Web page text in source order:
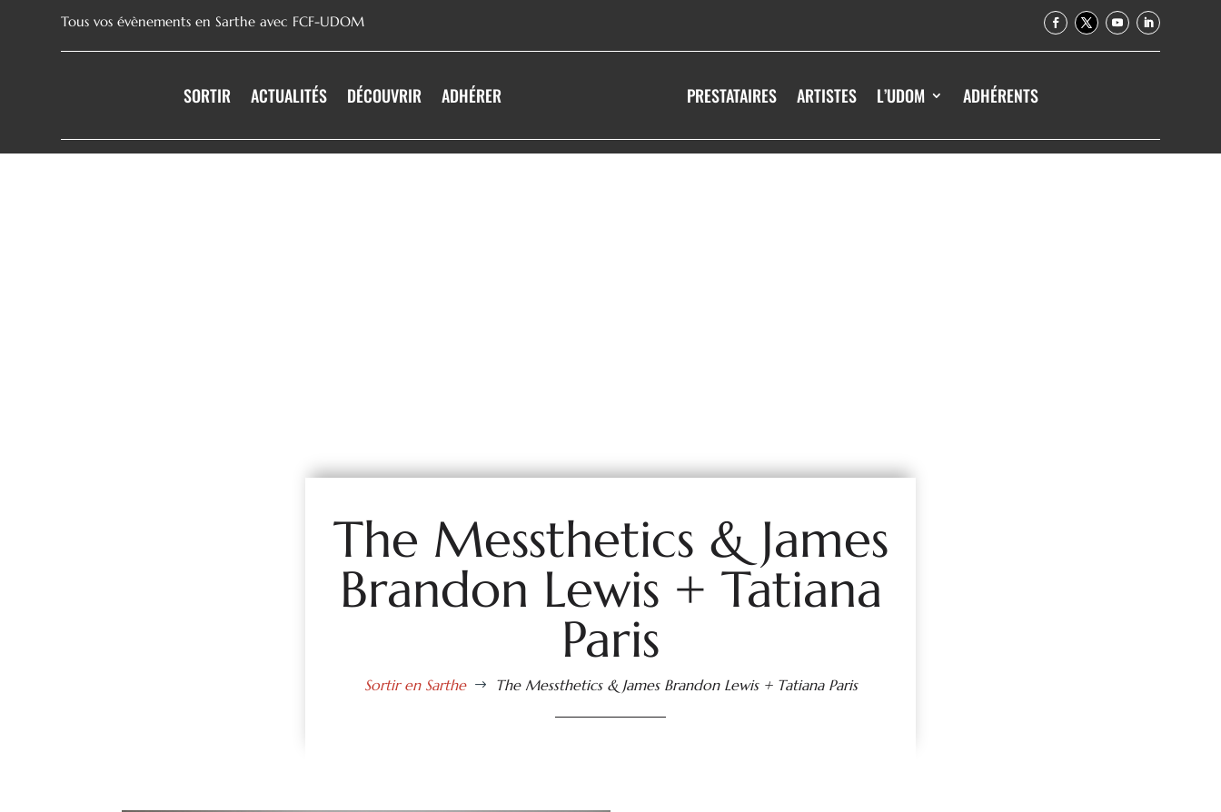
Tous vos évènements en Sarthe avec FCF-UDOM
SORTIR ACTUALITÉS DÉCOUVRIR ADHÉRER PRESTATAIRES ARTISTES L’UDOM ADHÉRENTS
The Messthetics & James
Brandon Lewis + Tatiana
Paris
Sortir en Sarthe $ The Messthetics & James Brandon Lewis + Tatiana Paris